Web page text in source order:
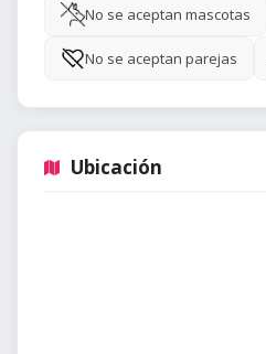
No se aceptan mascotas
No se aceptan parejas
Ubicación